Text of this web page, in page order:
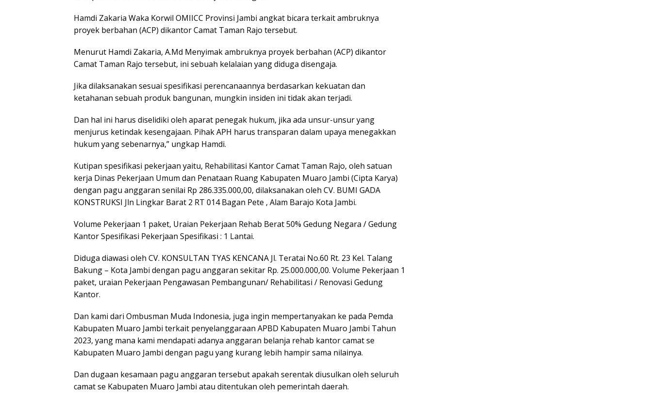
Hamdi Zakaria Waka Korwil OMIICC Provinsi Jambi angkat bicara terkait ambruknya
proyek berbahan (ACP) dikantor Camat Taman Rajo tersebut.
Menurut Hamdi Zakaria, A.Md Menyimak ambruknya proyek berbahan (ACP) dikantor
Camat Taman Rajo tersebut, ini sebuah kelalaian yang diduga disengaja.
Jika dilaksanakan sesuai spesifikasi perencanaannya berdasarkan kekuatan dan
ketahanan sebuah produk bangunan, mungkin insiden ini tidak akan terjadi.
Dan hal ini harus diselidiki oleh aparat penegak hukum, jika ada unsur-unsur yang
menjurus ketindak kesengajaan. Pihak APH harus transparan dalam upaya menegakkan
hukum yang sebenarnya,” ungkap Hamdi.
Kutipan spesifikasi pekerjaan yaitu, Rehabilitasi Kantor Camat Taman Rajo, oleh satuan
kerja Dinas Pekerjaan Umum dan Penataan Ruang Kabupaten Muaro Jambi (Cipta Karya)
dengan pagu anggaran senilai Rp 286.335.000,00, dilaksanakan oleh CV. BUMI GADA
KONSTRUKSI Jln Lingkar Barat 2 RT 014 Bagan Pete , Alam Barajo Kota Jambi.
Volume Pekerjaan 1 paket, Uraian Pekerjaan Rehab Berat 50% Gedung Negara / Gedung
Kantor Spesifikasi Pekerjaan Spesifikasi : 1 Lantai.
Diduga diawasi oleh CV. KONSULTAN TYAS KENCANA Jl. Teratai No.60 Rt. 23 Kel. Talang
Bakung – Kota Jambi dengan pagu anggaran sekitar Rp. 25.000.000,00. Volume Pekerjaan 1
paket, uraian Pekerjaan Pengawasan Pembangunan/ Rehabilitasi / Renovasi Gedung
Kantor.
Dan kami dari Ombusman Muda Indonesia, juga ingin mempertanyakan ke pada Pemda
Kabupaten Muaro Jambi terkait penyelanggaraan APBD Kabupaten Muaro Jambi Tahun
2023, yang mana kami mendapati adanya anggaran belanja rehab kantor camat se
Kabupaten Muaro Jambi dengan pagu yang kurang lebih hampir sama nilainya.
Dan dugaan kesamaan pagu anggaran tersebut apakah serentak diusulkan oleh seluruh
camat se Kabupaten Muaro Jambi atau ditentukan oleh pemerintah daerah.